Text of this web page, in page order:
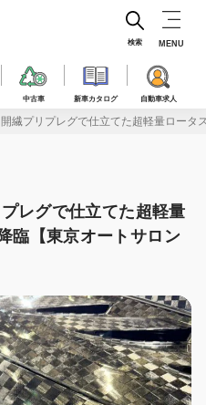
中古車 新車カタログ 自動車求人
検索 MENU
繊プリプレグで仕立てた超軽量ロータ
レグで仕立てた超軽量
臨【東京オートサロン